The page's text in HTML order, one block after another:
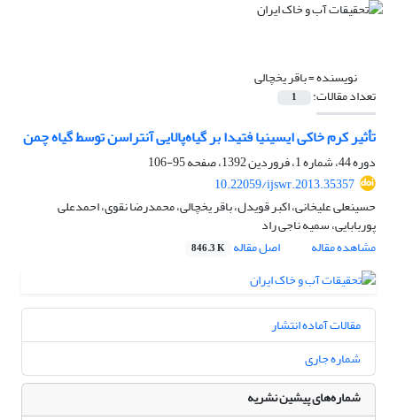
نویسنده =باقر یخچالی
تعداد مقالات: 1
تأثیر کرم خاکی ایسینیا فتیدا بر گیاه‌پالایی آنتراسن توسط گیاه چمن
دوره 44، شماره 1، فروردین 1392، صفحه
95-106
10.22059/ijswr.2013.35357
حسینعلی علیخانی، اکبر قویدل، باقر یخچالی، محمدرضا نقوی، احمدعلی
پوربابایی، سمیه ناجی راد
مشاهده مقاله
اصل مقاله 846.3 K
مقالات آماده انتشار
شماره جاری
شماره‌های پیشین نشریه